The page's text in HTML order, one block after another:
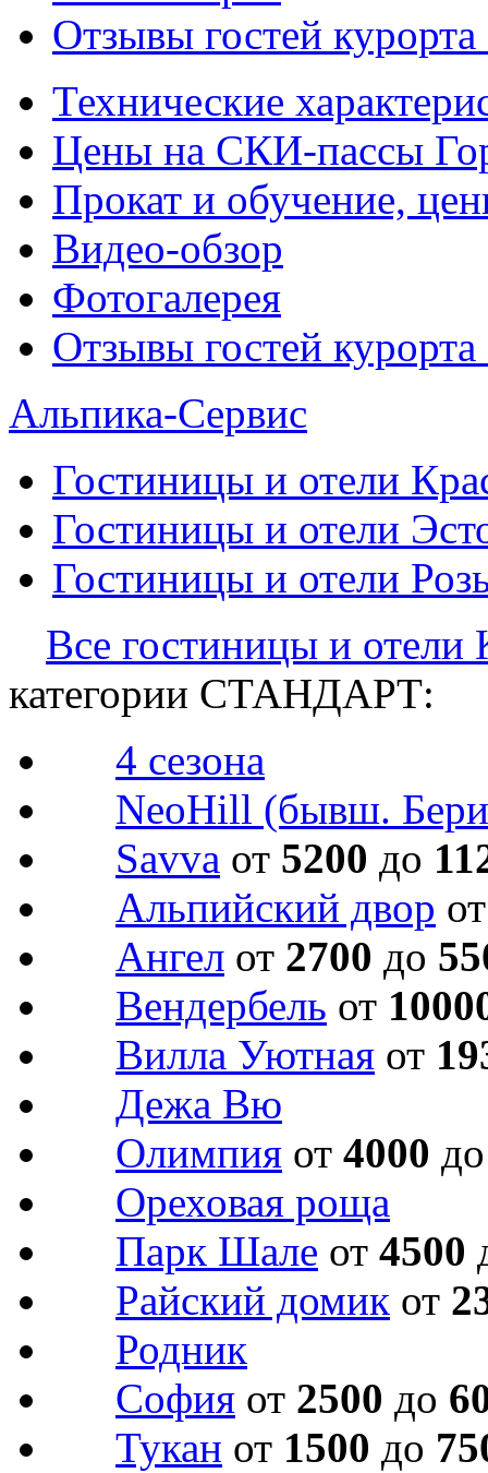
Отзывы гостей
Технические
Цены на СКИ-пассы
Прокат и обучение,
Видео-обзор
Фотогалерея
Отзывы гостей
Альпика-Сервис
Гостиницы и отели
Гостиницы и отели
Гостиницы и отели
Все гостиницы и
категории СТАНДАРТ:
4 сезона
NeoHill (бывш.
Savva от 5200 до
Альпийский двор
Ангел от 2700 до
Вендербель от
Вилла Уютная от
Дежа Вю
Олимпия от 4000
Ореховая роща
Парк Шале от 4500
Райский домик от
Родник
София от 2500 до
Тукан от 1500 до